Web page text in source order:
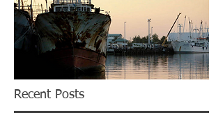
Recent Posts